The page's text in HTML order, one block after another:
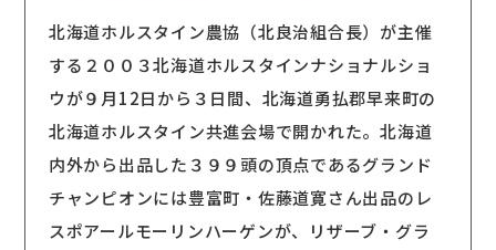
北海道ホルスタイン農協（北良治組合長）が主催
する２００３北海道ホルスタインナショナルショ
ウが９月12日から３日間、北海道勇払郡早来町の
北海道ホルスタイン共進会場で開かれた。北海道
内外から出品した３９９頭の頂点であるグランド
チャンピオンには豊富町・佐藤道寛さん出品のレ
スポアールモーリンハーゲンが、リザーブ・グラ